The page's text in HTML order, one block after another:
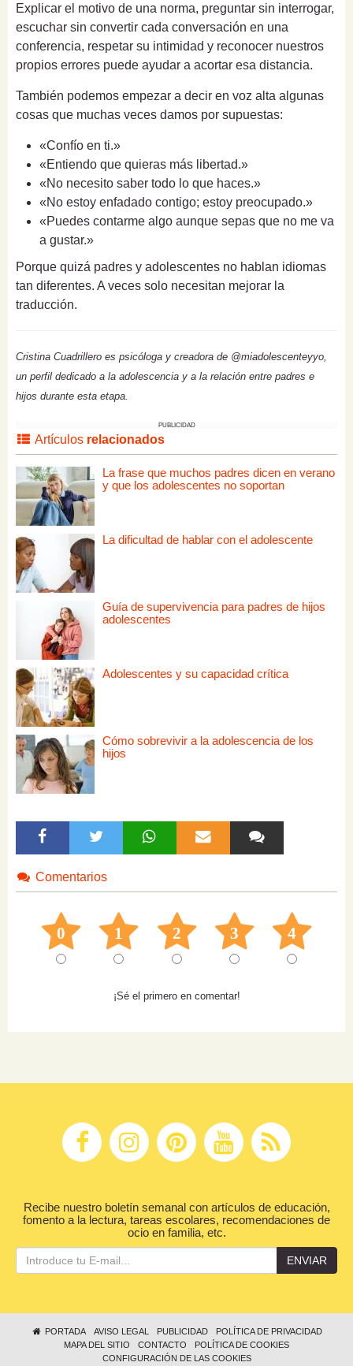
Explicar el motivo de una norma, preguntar sin interrogar,
escuchar sin convertir cada conversación en una
conferencia, respetar su intimidad y reconocer nuestros
propios errores puede ayudar a acortar esa distancia.
También podemos empezar a decir en voz alta algunas
cosas que muchas veces damos por supuestas:
«Confío en ti.»
«Entiendo que quieras más libertad.»
«No necesito saber todo lo que haces.»
«No estoy enfadado contigo; estoy preocupado.»
«Puedes contarme algo aunque sepas que no me va
a gustar.»
Porque quizá padres y adolescentes no hablan idiomas
tan diferentes. A veces solo necesitan mejorar la
traducción.
Cristina Cuadrillero es psicóloga y creadora de @miadolescenteyyo,
un perfil dedicado a la adolescencia y a la relación entre padres e
hijos durante esta etapa.
PUBLICIDAD
Artículos relacionados
La frase que muchos padres dicen en verano
y que los adolescentes no soportan
La dificultad de hablar con el adolescente
Guía de supervivencia para padres de hijos
adolescentes
Adolescentes y su capacidad crítica
Cómo sobrevivir a la adolescencia de los
hijos
Comentarios
0 1 2 3 4
¡Sé el primero en comentar!
Recibe nuestro boletín semanal con artículos de educación,
fomento a la lectura, tareas escolares, recomendaciones de
ocio en familia, etc.
ENVIAR
PORTADA AVISO LEGAL PUBLICIDAD
POLÍTICA DE PRIVACIDAD
MAPA DEL SITIO
CONTACTO
POLÍTICA DE COOKIES
CONFIGURACIÓN DE LAS COOKIES